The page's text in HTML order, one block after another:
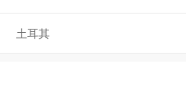
土耳其